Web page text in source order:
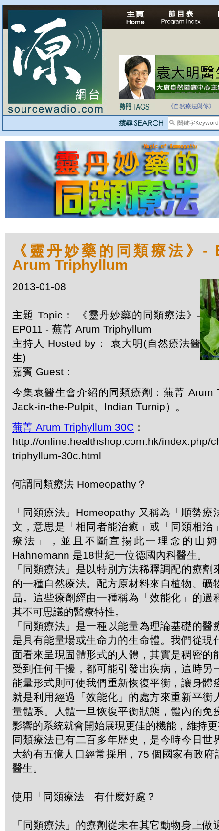
自家教育合法化-
《自然療法與你》
《靈丹妙藥的同類療法》-
Arum Triphyllum
2013-01-08
主題 Topic： 《靈丹妙藥的同類療法》-
EP011 - 蕪菁 Arum Triphyllum
主持人 Hosted by： 袁大明(自然療法醫
生)
嘉賓 Guest：
今集袁醫生會介紹的同類療劑：蕪菁 Arum
Jack-in-the-Pulpit、Indian Turnip）。
蕪菁 Arum Triphyllum 30C ：
http://online.healthshop.com.hk/index.php/
triphyllum-30c.html
何謂同類療法 Homeopathy？
「同類療法」Homeopathy 又稱為「順勢療
文，意思是「相同者能治癒」或「同類相治
療法」，並且不斷宣揚此一理念的山
Hahnemann 是18世紀一位德國內科醫生。
「同類療法」是以特別方法稀釋調配的療劑
的一種自然療法。配方原材料來自植物、礦
品。這些療劑經由一種稱為「效能化」的過
其不可思議的醫療特性。
「同類療法」是一種以能量為理論基礎的醫
是具有能量場或生命力的生命體。我們從現
面看來呈現固體形式的人體，其實是稠密的
受到任何干擾，都可能引發出疾病，這時另
能量形式則可使我們重新恢復平衡，讓身體
就是利用經過「效能化」的處方來重新平衡
量體系。人體一旦恢復平衡狀態，體內的免
影響的系統就會開始展現更佳的機能，維持
同類療法已有二百多年歴史，是今時今日世
大約有五億人口經常採用，75 個國家有政府
醫生。
使用「同類療法」有什麽好處？
「同類療法」的療劑從未在其它動物身上做